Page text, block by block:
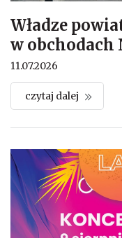
Władze
w obchodach
11.07.2026
czytaj dalej